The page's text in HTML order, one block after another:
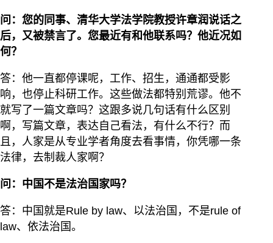
问：您的同事、清华大学法学院教授许章润说话之
后，又被禁言了。您最近有和他联系吗？他近况如
何？
答：他一直都停课呢，工作、招生，通通都受影
响，也停止科研工作。这些做法都特别荒谬。他不
就写了一篇文章吗？这跟多说几句话有什么区别
啊，写篇文章，表达自己看法，有什么不行？而
且，人家是从专业学者角度去看事情，你凭哪一条
法律，去制裁人家啊？
问：中国不是法治国家吗？
答：中国就是Rule by law、以法治国，不是rule of
law、依法治国。